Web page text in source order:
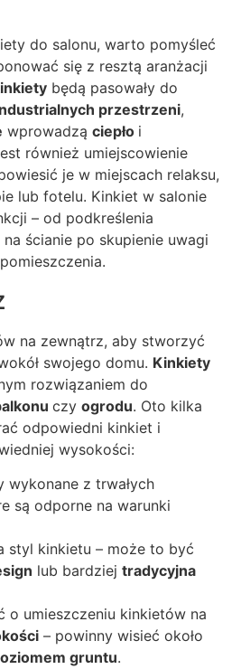
do salonu, warto pomyśleć
się z resztą aranżacji
będą pasowały do
przestrzeni,
wprowadzą ciepło i
również umiejscowienie
je w miejscach relaksu,
lub fotelu. Kinkiet w salonie
– od podkreślenia
ścianie po skupienie uwagi
na zewnątrz, aby stworzyć
swojego domu. Kinkiety
rozwiązaniem do
czy ogrodu. Oto kilka
odpowiedni kinkiet i
wysokości:
wykonane z trwałych
są odporne na warunki
styl kinkietu – może to być
lub bardziej tradycyjna
o umieszczeniu kinkietów na
– powinny wisieć około
gruntu.